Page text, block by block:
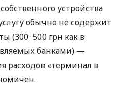
устройства
обычно не содержит
(300−500 грн как в
банками) —
расходов «терминал в